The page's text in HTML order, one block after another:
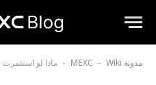
مدونة MEXC - Wiki
- ماذا لو استثمرت في